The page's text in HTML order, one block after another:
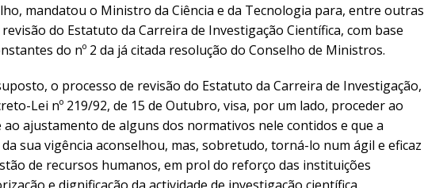
mandatou o Ministro da Ciência e da Tecnologia para, entre outras
do Estatuto da Carreira de Investigação Científica, com base
do nº 2 da já citada resolução do Conselho de Ministros.
o processo de revisão do Estatuto da Carreira de Investigação,
Lei nº 219/92, de 15 de Outubro, visa, por um lado, proceder ao
ajustamento de alguns dos normativos nele contidos e que a
sua vigência aconselhou, mas, sobretudo, torná-lo num ágil e eficaz
de recursos humanos, em prol do reforço das instituições